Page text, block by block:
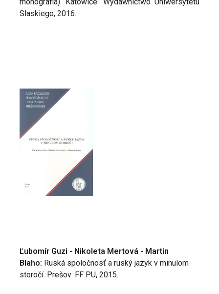
Slaskiego, 2016.
Ľubomír Guzi - Nikoleta Mertová - Martin
Blaho: Ruská spoločnosť a ruský jazyk v minulom
storočí. Prešov: FF PU, 2015.